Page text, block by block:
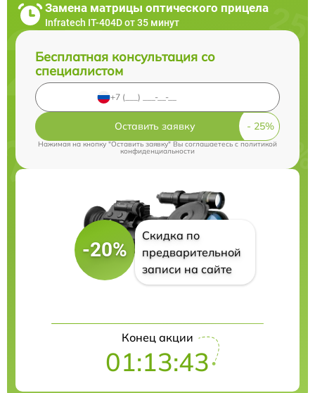
Замена матрицы оптического прицела
Infratech IT-404D от 35 минут
Бесплатная консультация со
специалистом
Оставить заявку
Нажимая на кнопку "Оставить заявку" Вы соглашаетесь cполитикой
конфиденциальности
-20%
Скидка по
предварительной
записи на сайте
Конец акции
01:13:42